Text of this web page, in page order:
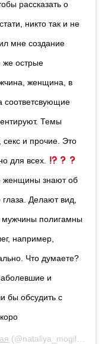
рассказать о
никто так и не
мне создание
же острые
женщина, в
соответсвующие
Темы
секс и прочие. Это
для всех.
женщины знают об
Делают вид,
мужчины полигамны
например,
Что думаете?
и
бы обсудить с
(@nataliya_mogilevskaya) on